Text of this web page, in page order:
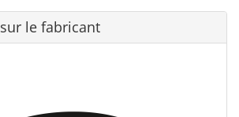
le fabricant